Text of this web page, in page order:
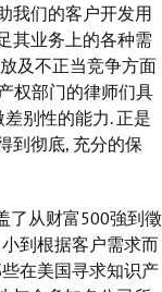
我们的客户开发用
其业务上的各种需
及不正当竞争方面
权部门的律师们具
别性的能力. 正是
到彻底, 充分的保
了从财富500強到徵
到根据客户需求而
在美国寻求知识产